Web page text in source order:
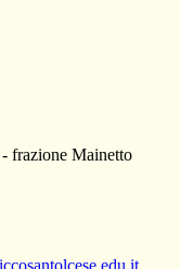
frazione Mainetto